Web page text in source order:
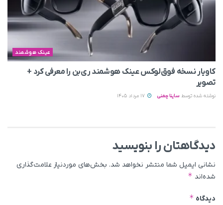
عینک هوشمند
کاویار نسخه فوق‌لوکس عینک هوشمند ری‌بن را معرفی کرد +
تصویر
نوشته شده توسط ساینا چمنی
دیدگاهتان را بنویسید
نشانی ایمیل شما منتشر نخواهد شد. بخش‌های موردنیاز علامت‌گذاری
شده‌اند *
دیدگاه *